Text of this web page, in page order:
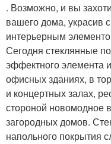
. Возможно, и вы
вашего дома,
интерьерным
Сегодня стеклянные
эффектного элемента
офисных зданиях, в
и концертных залах,
стороной новомодное
загородных домов.
напольного покрытия